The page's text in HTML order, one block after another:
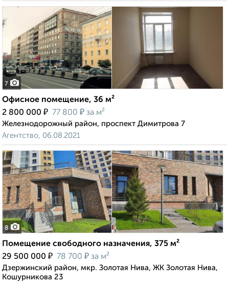
7
Офисное помещение, 36 м²
2 800 000 ₽ 77 800 ₽ за м²
Железнодорожный район, проспект Димитрова 7
Агентство, 06.08.2021
8
Помещение свободного назначения, 375 м²
29 500 000 ₽ 78 700 ₽ за м²
Дзержинский район, мкр. Золотая Нива, ЖК Золотая Нива,
Кошурникова 23